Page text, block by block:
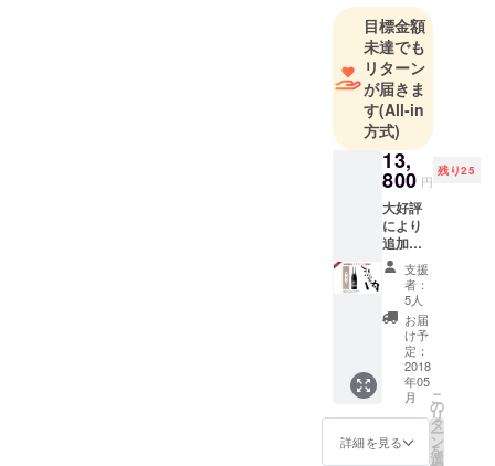
などを行
なっていま
す。法人・
個人を問わ
ずオリジナ
ルラベルの
お酒にご興
味がある方
はぜひご連
絡くださ
目標金額
未達でも
リターン
が届きま
す(All-in
方式)
13,
800 円
残り25
大好評
により
追加数
量を確
保しま
した！
純米大
吟醸
「想定
内」
720ml 1
13,800
円
（税・
支援
者：
5人
お届
け予
定：
2018
年05
月
詳細を見る
こ
の
リ
タ
ー
ン
を
選